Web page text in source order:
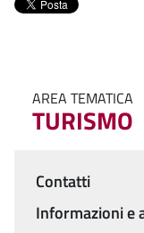
AREA TEMATICA
TURISMO
Menu
Contatti
Informazioni e